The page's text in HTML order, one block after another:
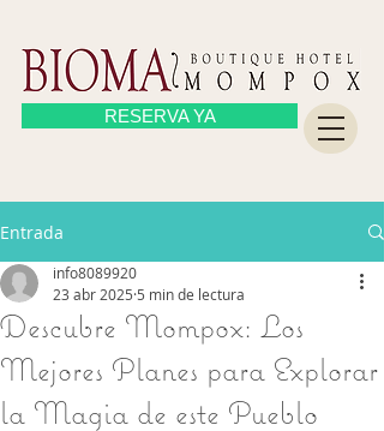
RESERVA YA
Entrada
Descubre Mompox: Los
Mejores Planes para Explorar
la Magia de este Pueblo
info8089920
23 abr 2025 5 min de lectura